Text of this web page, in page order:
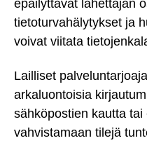
epäilyttävät lähettäjän
tietoturvahälytykset ja
voivat viitata
Lailliset
arkaluontoisia
sähköpostien kautta
vahvistamaan tilejä